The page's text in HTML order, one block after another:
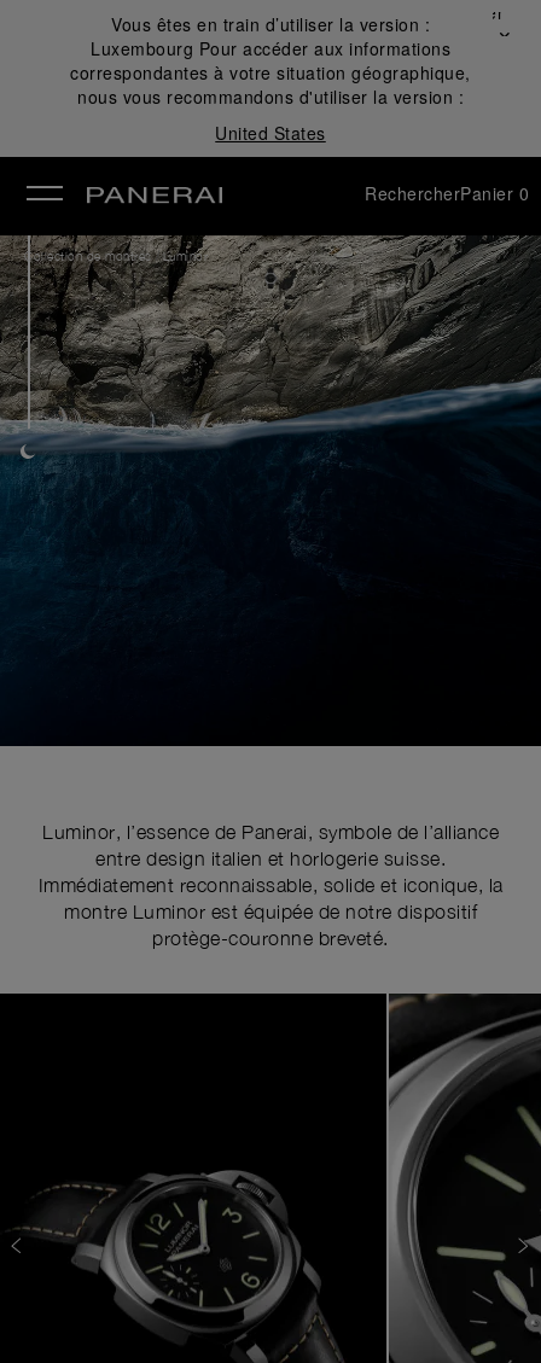
Vous êtes en train d’utiliser la version :
Luxembourg Pour accéder aux informations
correspondantes à votre situation géographique,
nous vous recommandons d'utiliser la version :
United States
Fermer
✕
RechercherPanier 0
Collection de montres /Luminor
Luminor, l’essence de Panerai, symbole de l’alliance
entre design italien et horlogerie suisse.
Immédiatement reconnaissable, solide et iconique, la
montre Luminor est équipée de notre dispositif
protège-couronne breveté.
Image